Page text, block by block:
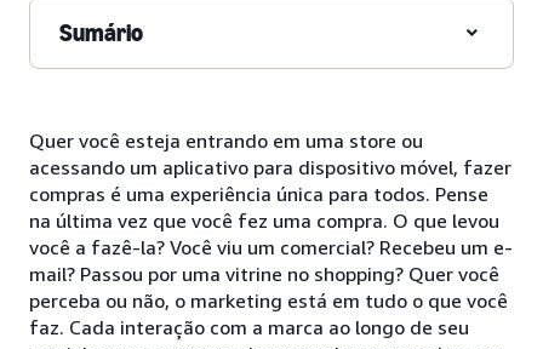
Sumário
Quer você esteja entrando em uma store ou
acessando um aplicativo para dispositivo móvel, fazer
compras é uma experiência única para todos. Pense
na última vez que você fez uma compra. O que levou
você a fazê-la? Você viu um comercial? Recebeu um e-
mail? Passou por uma vitrine no shopping? Quer você
perceba ou não, o marketing está em tudo o que você
faz. Cada interação com a marca ao longo de seu